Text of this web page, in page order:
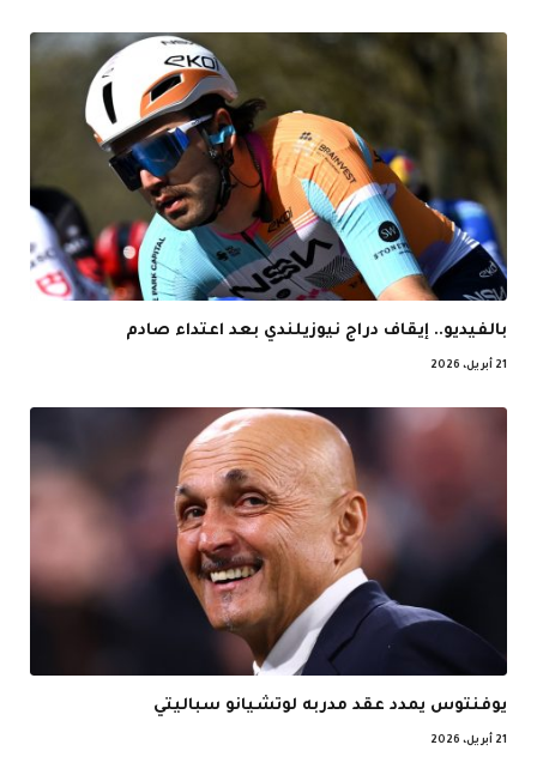
بالفيديو.. إيقاف دراج نيوزيلندي بعد اعتداء صادم
21 أبريل، 2026
يوفنتوس يمدد عقد مدربه لوتشيانو سباليتي
21 أبريل، 2026